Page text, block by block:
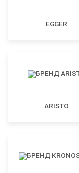
EGGER
ARISTO